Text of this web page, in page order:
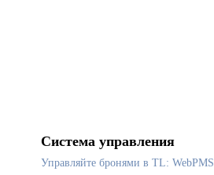
Система управления
Управляйте бронями в TL: WebPMS